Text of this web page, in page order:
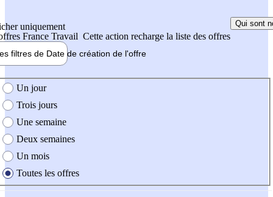
uniquement
France Travail Cette action recharge la liste des offres
Qui sont
filtres de Date de création de l'offre
création de l'offre
Un jour
Trois jours
Une semaine
Deux semaines
Un mois
Toutes les offres